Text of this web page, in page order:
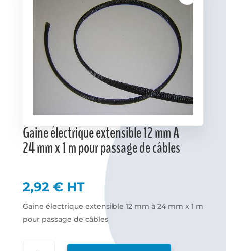
Gaine électrique extensible 12 mm À
24 mm x 1 m pour passage de câbles
2,92 € HT
Gaine électrique extensible 12 mm à 24 mm x 1 m
pour passage de câbles